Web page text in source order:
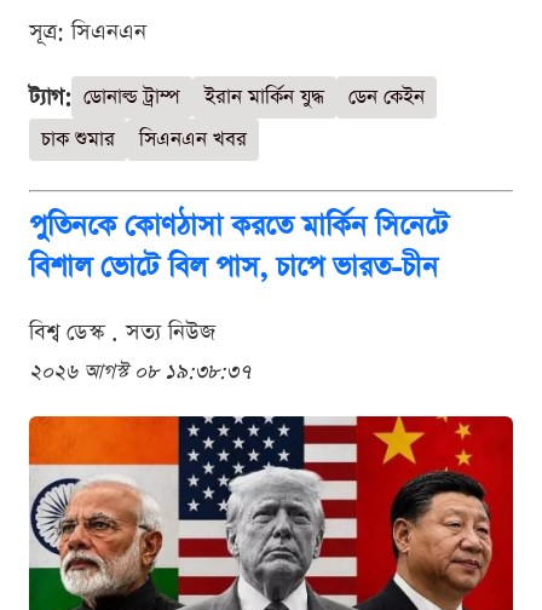
সূত্র: সিএনএন
ট্যাগ: ডোনাল্ড ট্রাম্প ইরান মার্কিন যুদ্ধ
ডেন কেইন
চাক শুমার
সিএনএন খবর
পুতিনকে কোণঠাসা করতে মার্কিন সিনেটে
বিশাল ভোটে বিল পাস, চাপে ভারত-চীন
বিশ্ব ডেস্ক . সত্য নিউজ
২০২৬ আগস্ট ০৮ ১৯:৩৮:৩৭